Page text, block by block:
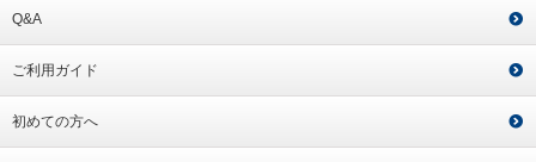
Q&A
ご利用ガイド
初めての方へ